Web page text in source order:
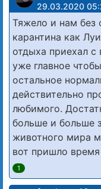
29.03.2020
Тяжело и нам без
карантина как
отдыха приехал с
уже главное
остальное
действительно
любимого.
больше и больше
животного мира
вот пришло время
1